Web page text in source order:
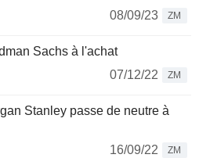
08/09/23
ZM
Sachs à l'achat
07/12/22
ZM
Stanley passe de neutre à
16/09/22
ZM